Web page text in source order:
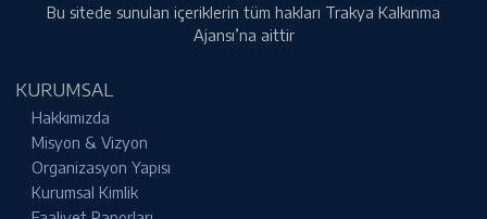
Bu sitede sunulan içeriklerin tüm hakları Trakya Kalkınma
Ajansı’na aittir
KURUMSAL
Hakkımızda
Misyon & Vizyon
Organizasyon Yapısı
Kurumsal Kimlik